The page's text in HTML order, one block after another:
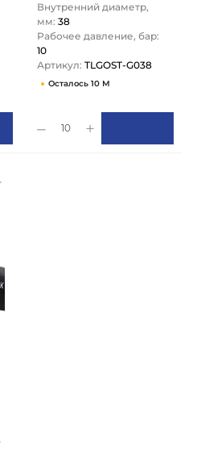
Внутренний диаметр,
мм: 38
Рабочее давление, бар:
10
Артикул: TLGOST-G038
Осталось 10 М
10